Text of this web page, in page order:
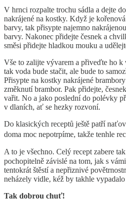
V hrnci rozpalte trochu sádla a dejte
nakrájené na kostky. Když je
barvy, tak přisypte najemno
barvy. Nakonec přidejte česnek a
směsi přidejte hladkou mouku a
Vše to zalijte vývarem a přiveďte ho k
tak voda bude stačit, ale bude to
Přisypte na kostky nakrájené
změknutí brambor. Pak přidejte,
vařit. No a jako poslední do polévky
v dlaních, ať se hezky rozvoní.
Do klasických receptů ještě patří
doma moc nepotrpíme, takže tenhle
A to je všechno. Celý recept zabere
pochopitelně závislé na tom, jak s
tentokrát štěstí a nepřiznivé
neházely vidle, kéž by takhle
Tak dobrou chuť!